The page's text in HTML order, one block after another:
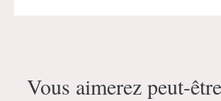
Vous aimerez peut-